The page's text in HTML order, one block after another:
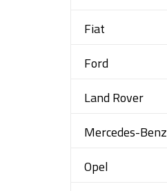
Fiat
Ford
Land Rover
Mercedes-Benz
Opel